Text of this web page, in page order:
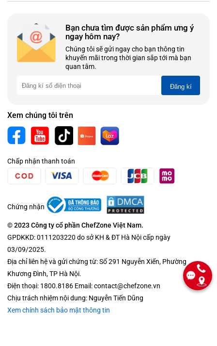
Bạn chưa tìm được sản phẩm ưng ý
ngay hôm nay?
Chúng tôi sẽ gửi ngay cho bạn thông tin
khuyến mãi trong thời gian sắp tới mà bạn
quan tâm.
Đăng kí
Xem chúng tôi trên
Chấp nhận thanh toán
Chứng nhận
© 2023 Công ty cổ phần ChefZone Việt Nam.
GPDKKD: 0111203220 do sở KH & ĐT Hà Nội cấp ngày
03/09/2025.
Địa chỉ liên hệ và gửi chứng từ: Số 291 Nguyễn Xiển, Phường
Khương Đình, TP Hà Nội.
Điện thoại: 1800.8186 Email: contact@chefzone.vn
Chịu trách nhiệm nội dung: Nguyễn Tiến Dũng
Xem chính sách bảo mật thông tin